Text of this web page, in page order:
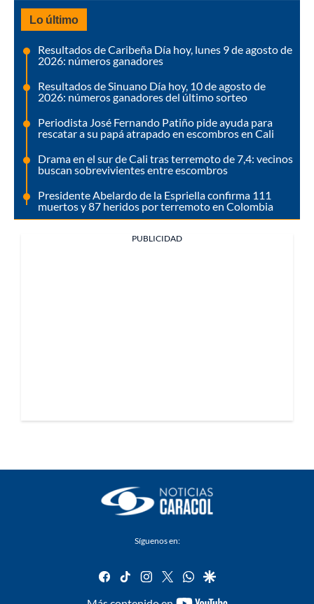
Lo último
Resultados de Caribeña Día hoy, lunes 9 de agosto de
2026: números ganadores
Resultados de Sinuano Día hoy, 10 de agosto de
2026: números ganadores del último sorteo
Periodista José Fernando Patiño pide ayuda para
rescatar a su papá atrapado en escombros en Cali
Drama en el sur de Cali tras terremoto de 7,4: vecinos
buscan sobrevivientes entre escombros
Presidente Abelardo de la Espriella confirma 111
muertos y 87 heridos por terremoto en Colombia
PUBLICIDAD
Síguenos en:
facebook
tiktok instagram
twitterwhatsapp
google